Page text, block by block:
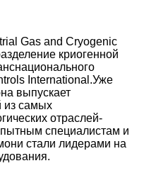
Gas and Cryogenic
криогенной
International.Уже
выпускает
из самых
отраслей-
специалистам и
стали лидерами на